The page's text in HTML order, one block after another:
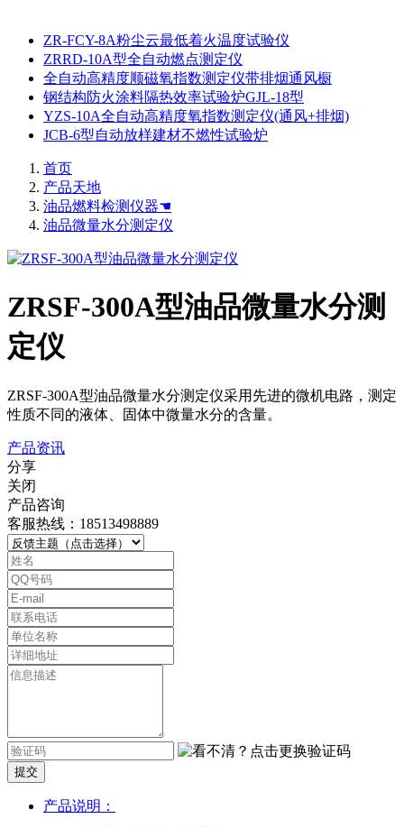
ZR-FCY-8A粉尘云最低着火温度试验仪
ZRRD-10A型全自动燃点测定仪
全自动高精度顺磁氧指数测定仪带排烟通风橱
钢结构防火涂料隔热效率试验炉GJL-18型
YZS-10A全自动高精度氧指数测定仪(通风+排烟)
JCB-6型自动放样建材不燃性试验炉
首页
产品天地
油品燃料检测仪器☚
油品微量水分测定仪
ZRSF-300A型油品微量水分测
定仪
ZRSF-300A型油品微量水分测定仪采用先进的微机电路，测定
性质不同的液体、固体中微量水分的含量。
产品资讯
分享
关闭
产品咨询
客服热线：18513498889
提交
产品说明：